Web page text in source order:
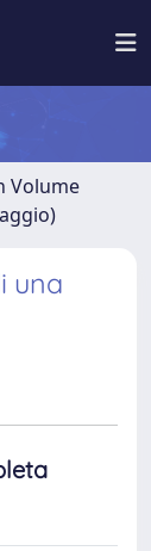
Volume
una